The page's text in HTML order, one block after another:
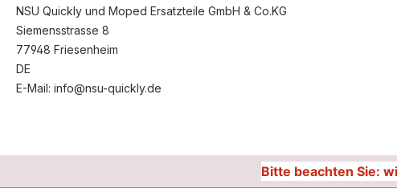
NSU Quickly und Moped Ersatzteile GmbH & Co.KG
Siemensstrasse 8
77948 Friesenheim
DE
E-Mail: info@nsu-quickly.de
Bitte beachten Sie: